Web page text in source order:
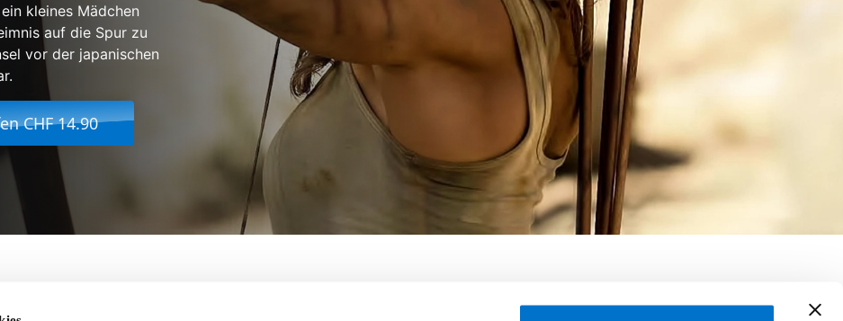
kleines Mädchen
auf die Spur zu
vor der japanischen
CHF 14.90